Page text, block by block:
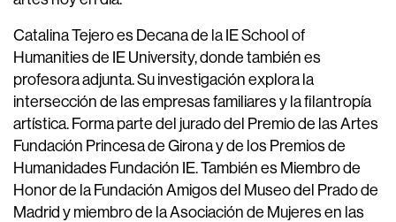
Catalina Tejero es Decana de la IE School of
Humanities de IE University, donde también es
profesora adjunta. Su investigación explora la
intersección de las empresas familiares y la filantropía
artística. Forma parte del jurado del Premio de las Artes
Fundación Princesa de Girona y de los Premios de
Humanidades Fundación IE. También es Miembro de
Honor de la Fundación Amigos del Museo del Prado de
Madrid y miembro de la Asociación de Mujeres en las